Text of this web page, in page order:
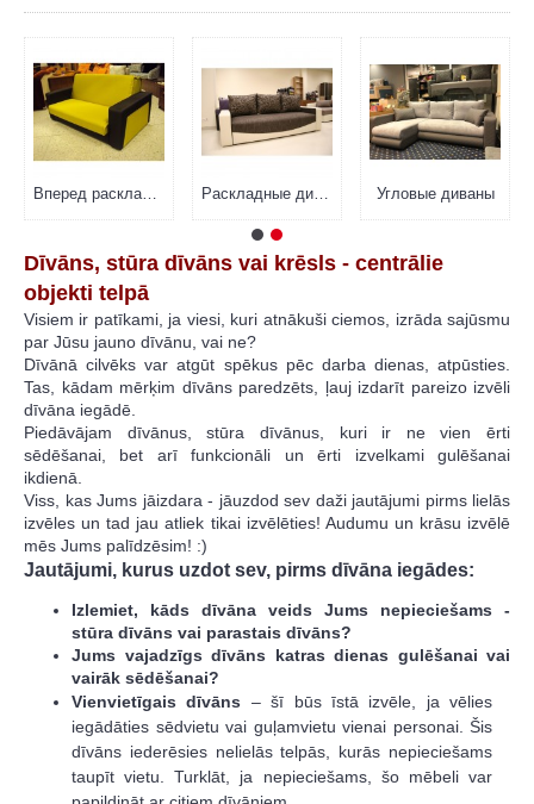
Вперед раскладные диваны Раскладные диваны Угловые диваны
Dīvāns, stūra dīvāns vai krēsls - centrālie
objekti telpā
Visiem ir patīkami, ja viesi, kuri atnākuši ciemos, izrāda sajūsmu
par Jūsu jauno dīvānu, vai ne?
Dīvānā cilvēks var atgūt spēkus pēc darba dienas, atpūsties.
Tas, kādam mērķim dīvāns paredzēts, ļauj izdarīt pareizo izvēli
dīvāna iegādē.
Piedāvājam dīvānus, stūra dīvānus, kuri ir ne vien ērti
sēdēšanai, bet arī funkcionāli un ērti izvelkami gulēšanai
ikdienā.
Viss, kas Jums jāizdara - jāuzdod sev daži jautājumi pirms lielās
izvēles un tad jau atliek tikai izvēlēties! Audumu un krāsu izvēlē
mēs Jums palīdzēsim! :)
Jautājumi, kurus uzdot sev, pirms dīvāna iegādes:
Izlemiet, kāds dīvāna veids Jums nepieciešams -
stūra dīvāns vai parastais dīvāns?
Jums vajadzīgs dīvāns katras dienas gulēšanai vai
vairāk sēdēšanai?
Vienvietīgais dīvāns – šī būs īstā izvēle, ja vēlies
iegādāties sēdvietu vai guļamvietu vienai personai. Šis
dīvāns iederēsies nelielās telpās, kurās nepieciešams
taupīt vietu. Turklāt, ja nepieciešams, šo mēbeli var